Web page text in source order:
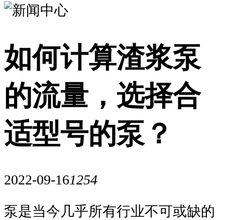
如何计算渣浆泵
的流量，选择合
适型号的泵？
2022-09-161254
泵是当今几乎所有行业不可或缺的